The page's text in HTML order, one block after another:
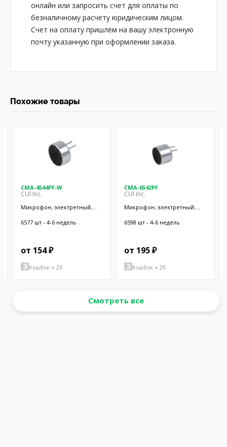
онлайн или запросить счет для оплаты по
безналичному расчету юридическим лицом.
Счет на оплату пришлём на вашу электронную
почту указанную при оформлении заказа.
Похожие товары
CMA-4544PF-W
CUI Inc.
Микрофон; электретный;
Ø9,7x4,5мм; SMT
6577 шт - 4-6 недель
от 154 ₽
Кэшбэк + 23
CMA-6542PF
CUI Inc.
Микрофон; электретный;
Ø9,4x6,5мм; SMT
6598 шт - 4-6 недель
от 195 ₽
Кэшбэк + 29
Смотреть все